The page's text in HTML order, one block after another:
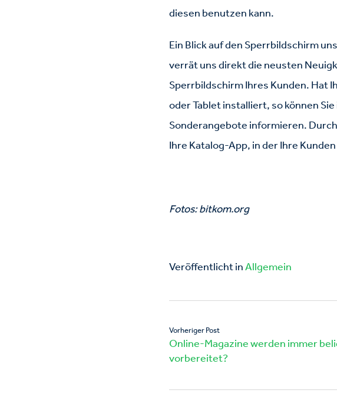
diesen benutzen kann.
Ein Blick auf den Sperrbildschirm
verrät uns direkt die neusten
Sperrbildschirm Ihres Kunden. Hat
oder Tablet installiert, so können
Sonderangebote informieren.
Ihre Katalog-App, in der Ihre
Fotos: bitkom.org
Veröffentlicht inAllgemein
Vorheriger Post
Online-Magazine werden immer
vorbereitet?